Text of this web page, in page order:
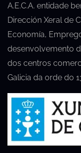
A.E.C.A. entidade
Dirección Xeral de
Economía,
desenvolvemento
dos centros
Galicia da orde do